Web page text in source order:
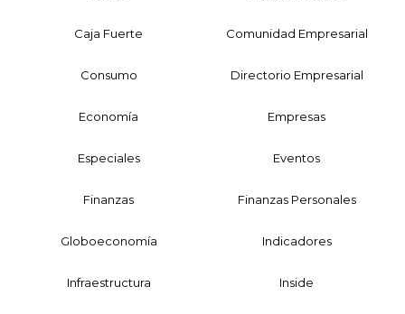
Caja Fuerte Comunidad Empresarial
Consumo Directorio Empresarial
Economía Empresas
Especiales Eventos
Finanzas Finanzas Personales
Globoeconomía Indicadores
Infraestructura Inside